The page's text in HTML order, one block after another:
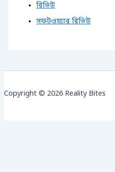
রিভিউ
সফটওয়্যার রিভিউ
Copyright © 2026 Reality Bites